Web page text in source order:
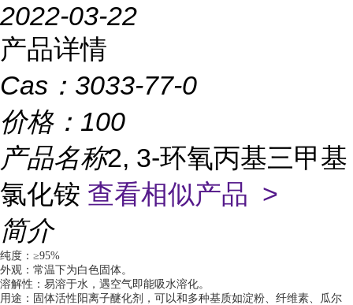
2022-03-22
产品详情
Cas： 3033-77-0
价格： 100
产品名称2, 3-环氧丙基三甲基
氯化铵 查看相似产品 >
简介
纯度：≥95%
外观：常温下为白色固体。
溶解性：易溶于水，遇空气即能吸水溶化。
用途：固体活性阳离子醚化剂，可以和多种基质如淀粉、纤维素、瓜尔